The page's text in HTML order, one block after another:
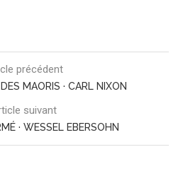
précédent
MAORIS · CARL NIXON
suivant
· WESSEL EBERSOHN